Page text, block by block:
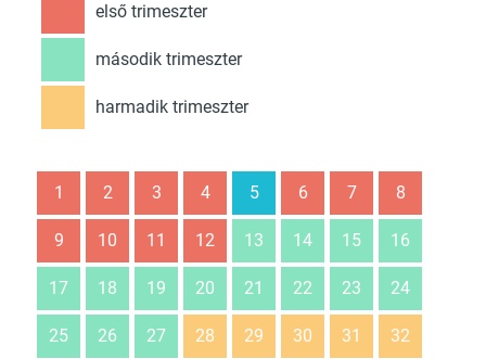
első trimeszter
második trimeszter
harmadik trimeszter
1 2 3 4 5 6 7 8
9 10 11 12 13 14 15 16
17 18 19 20 21 22 23 24
25 26 27 28 29 30 31 32